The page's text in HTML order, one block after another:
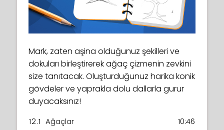
Mark, zaten aşina olduğunuz şekilleri ve
dokuları birleştirerek ağaç çizmenin zevkini
size tanıtacak. Oluşturduğunuz harika konik
gövdeler ve yaprakla dolu dallarla gurur
duyacaksınız!
12.1 Ağaçlar
10:46